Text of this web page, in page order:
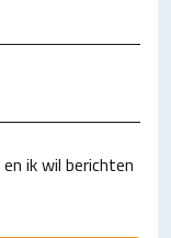
en ik wil berichten